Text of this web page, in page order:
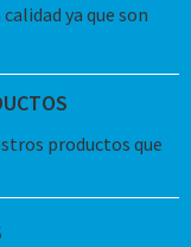
ya que son
productos que